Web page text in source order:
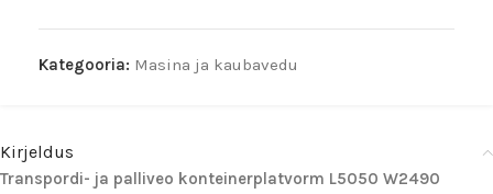
Kategooria: Masina ja kaubavedu
Kirjeldus
Transpordi- ja palliveo konteinerplatvorm L5050 W2490